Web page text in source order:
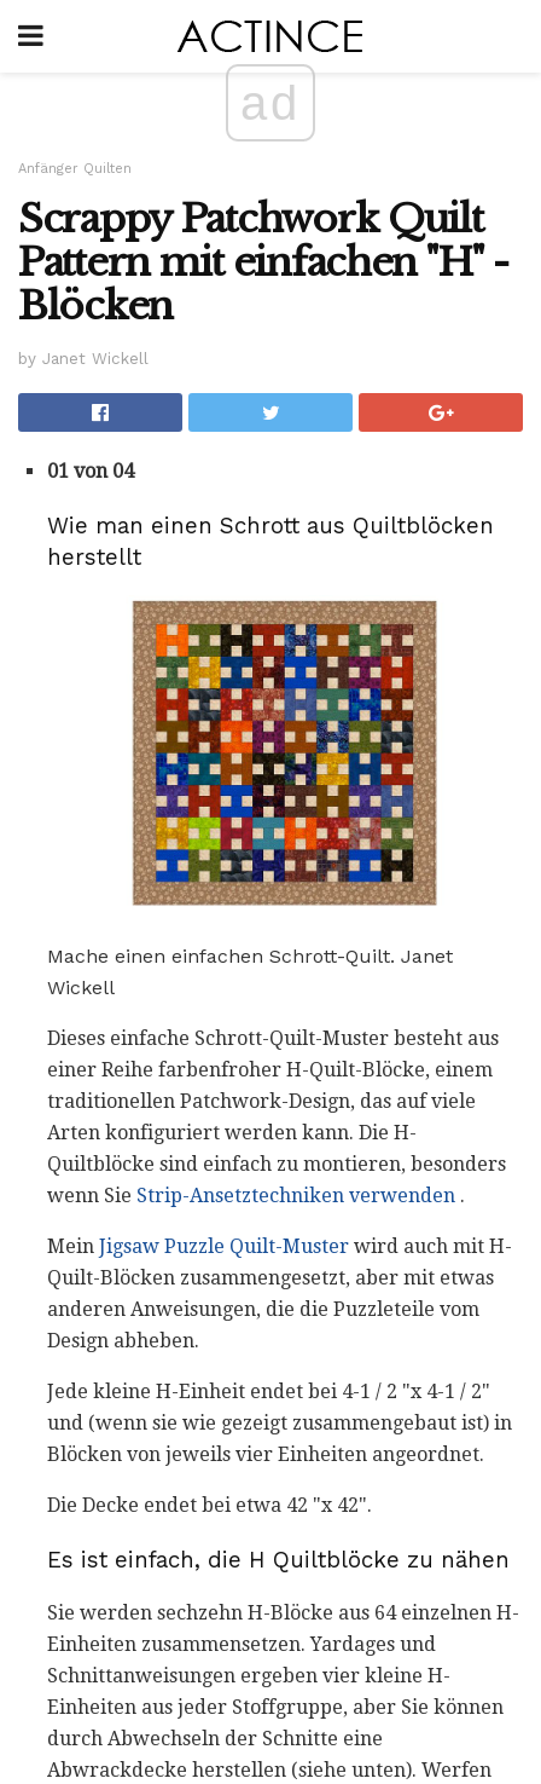
ad
Anfänger Quilten
Scrappy Patchwork Quilt
Pattern mit einfachen "H" -
Blöcken
by Janet Wickell
01 von 04
Wie man einen Schrott aus Quiltblöcken
herstellt
Mache einen einfachen Schrott-Quilt. Janet
Wickell
Dieses einfache Schrott-Quilt-Muster besteht aus
einer Reihe farbenfroher H-Quilt-Blöcke, einem
traditionellen Patchwork-Design, das auf viele
Arten konfiguriert werden kann. Die H-
Quiltblöcke sind einfach zu montieren, besonders
wenn Sie Strip-Ansetztechniken verwenden .
Mein Jigsaw Puzzle Quilt-Muster wird auch mit H-
Quilt-Blöcken zusammengesetzt, aber mit etwas
anderen Anweisungen, die die Puzzleteile vom
Design abheben.
Jede kleine H-Einheit endet bei 4-1 / 2 "x 4-1 / 2"
und (wenn sie wie gezeigt zusammengebaut ist) in
Blöcken von jeweils vier Einheiten angeordnet.
Die Decke endet bei etwa 42 "x 42".
Es ist einfach, die H Quiltblöcke zu nähen
Sie werden sechzehn H-Blöcke aus 64 einzelnen H-
Einheiten zusammensetzen. Yardages und
Schnittanweisungen ergeben vier kleine H-
Einheiten aus jeder Stoffgruppe, aber Sie können
durch Abwechseln der Schnitte eine
Abwrackdecke herstellen (siehe unten). Werfen